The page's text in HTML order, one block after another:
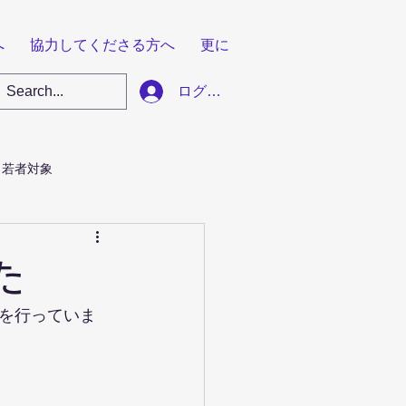
協力してくださる方へ 更に
ログイン
若者対象
行っていま